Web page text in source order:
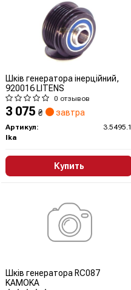
Шків генератора інерційний,
920016 LITENS
0 отзывов
3 075 ₴ завтра
Артикул:
3.5495.1
Ika
Купить
Шкiв генератора RC087
KAMOKA